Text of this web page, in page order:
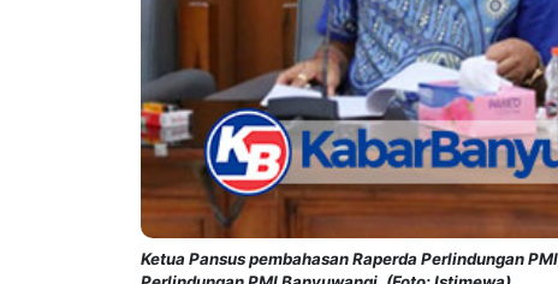
Ketua Pansus pembahasan Raperda Perlindungan